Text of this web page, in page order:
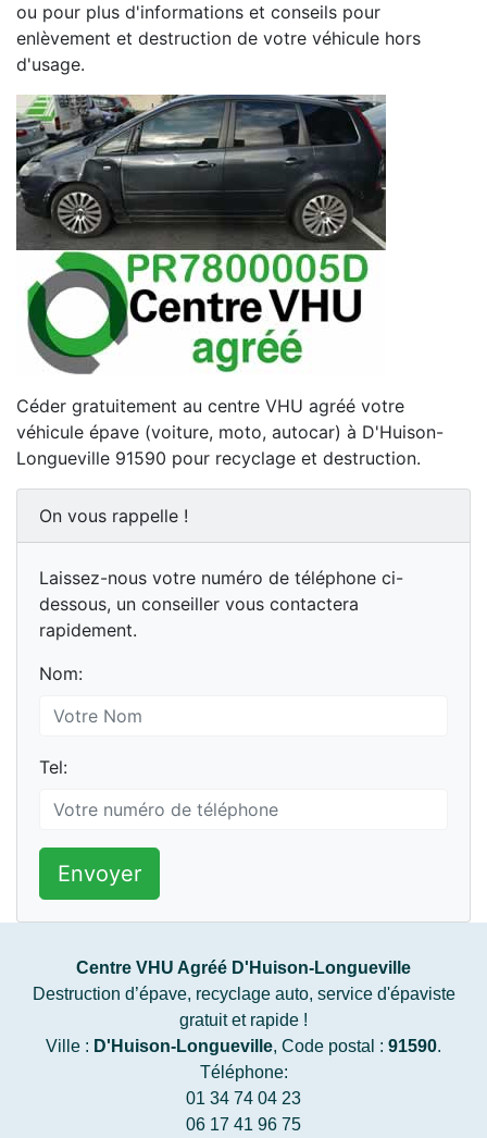
ou pour plus d'informations et conseils pour
enlèvement et destruction de votre véhicule hors
d'usage.
Céder gratuitement au centre VHU agréé votre
véhicule épave (voiture, moto, autocar) à D'Huison-
Longueville 91590 pour recyclage et destruction.
On vous rappelle !
Laissez-nous votre numéro de téléphone ci-
dessous, un conseiller vous contactera
rapidement.
Nom:
Tel:
Envoyer
Centre VHU Agréé D'Huison-Longueville
Destruction d’épave, recyclage auto, service d'épaviste
gratuit et rapide !
Ville : D'Huison-Longueville, Code postal : 91590.
Téléphone:
01 34 74 04 23
06 17 41 96 75